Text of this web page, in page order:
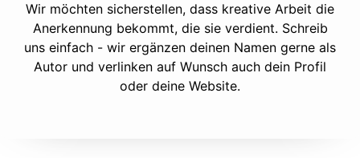
Wir möchten sicherstellen, dass kreative Arbeit die
Anerkennung bekommt, die sie verdient. Schreib
uns einfach - wir ergänzen deinen Namen gerne als
Autor und verlinken auf Wunsch auch dein Profil
oder deine Website.